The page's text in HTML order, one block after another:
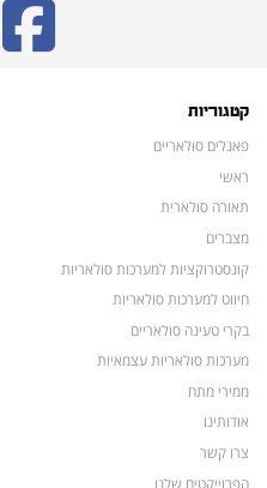
קטגוריות
פאנלים סולאריים
ראשי
תאורה סולארית
מצברים
קונסטרוקציות למערכות סולאריות
חיווט למערכות סולאריות
בקרי טעינה סולאריים
מערכות סולאריות עצמאיות
ממירי מתח
אודותינו
צרו קשר
הפרוייקטים שלנו